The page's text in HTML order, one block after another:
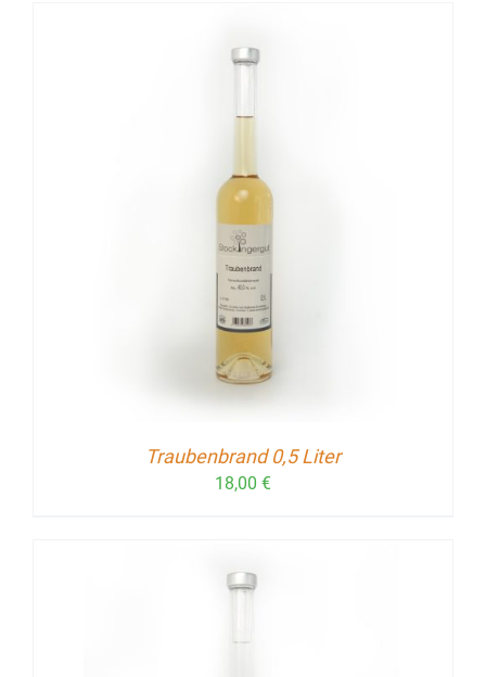
Traubenbrand 0,5 Liter
18,00 €